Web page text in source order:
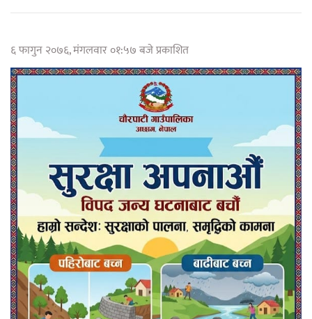
६ फागुन २०७६, मंगलवार ०१:५७ बजे प्रकाशित